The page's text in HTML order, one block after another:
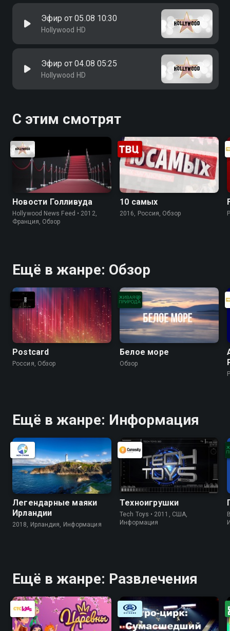
Эфир от 05.08 10:30
Hollywood HD
Эфир от 04.08 05:25
Hollywood HD
С этим смотрят
Новости Голливуда
Hollywood News Feed • 2012,
Франция, Обзор
10 самых
2016, Россия, Обзор
Ещё в жанре: Обзор
Postcard
Россия, Обзор
Белое море
Обзор
Ещё в жанре: Информация
Легендарные маяки
Ирландии
2018, Ирландия, Информация
Техноигрушки
Tech Toys • 2011, США,
Информация
Ещё в жанре: Развлечения